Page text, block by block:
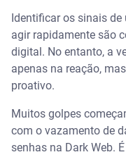
Identificar os sinais
agir rapidamente são
digital. No entanto, a
apenas na reação,
proativo.
Muitos golpes
com o vazamento de
senhas na Dark Web.